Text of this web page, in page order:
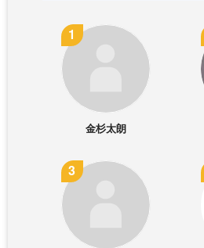
金杉太朗